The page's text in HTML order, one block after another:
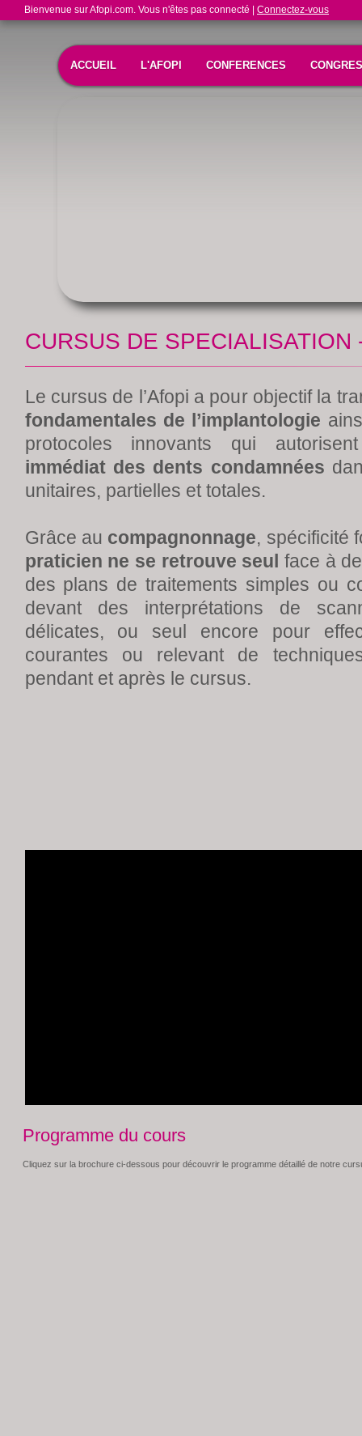
Bienvenue sur Afopi.com. Vous n'êtes pas connecté | Connectez-vous
ACCUEIL L'AFOPI CONFERENCES CONGRES
CURSUS DE SPECIALISATION
Le cursus de l’Afopi a pour objectif la
fondamentales de l’implantologie
protocoles innovants qui
immédiat des dents condamnées
unitaires, partielles et totales.
Grâce au compagnonnage, spécificité
praticien ne se retrouve seul face à
des plans de traitements simples ou
devant des interprétations de
délicates, ou seul encore pour
courantes ou relevant de
pendant et après le cursus.
Programme du cours
Cliquez sur la brochure ci-dessous pour découvrir le programme détaillé de notre